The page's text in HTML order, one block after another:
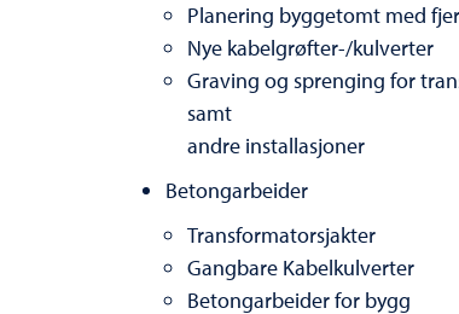
Planering byggetomt med
Nye kabelgrøfter-/kulverter
Graving og sprenging for
samt
andre installasjoner
Betongarbeider
Transformatorsjakter
Gangbare Kabelkulverter
Betongarbeider for bygg